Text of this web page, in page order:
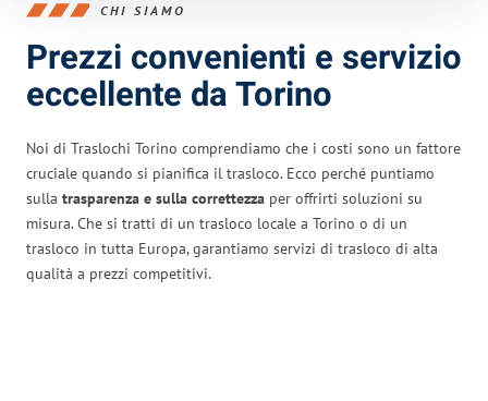
CHI SIAMO
Prezzi convenienti e servizio
eccellente da Torino
Noi di Traslochi Torino comprendiamo che i costi sono un fattore
cruciale quando si pianifica il trasloco. Ecco perché puntiamo
sulla trasparenza e sulla correttezza per offrirti soluzioni su
misura. Che si tratti di un trasloco locale a Torino o di un
trasloco in tutta Europa, garantiamo servizi di trasloco di alta
qualità a prezzi competitivi.